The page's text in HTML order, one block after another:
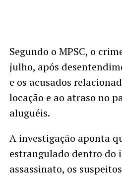
Segundo o MPSC, o
julho, após
e os acusados
locação e ao atraso no
aluguéis.
A investigação aponta
estrangulado dentro do
assassinato, os